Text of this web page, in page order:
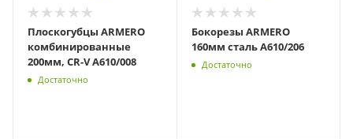
Плоскогубцы ARMERO
комбинированные
200мм, CR-V A610/008
Достаточно
Бокорезы ARMERO
160мм сталь A610/206
Достаточно